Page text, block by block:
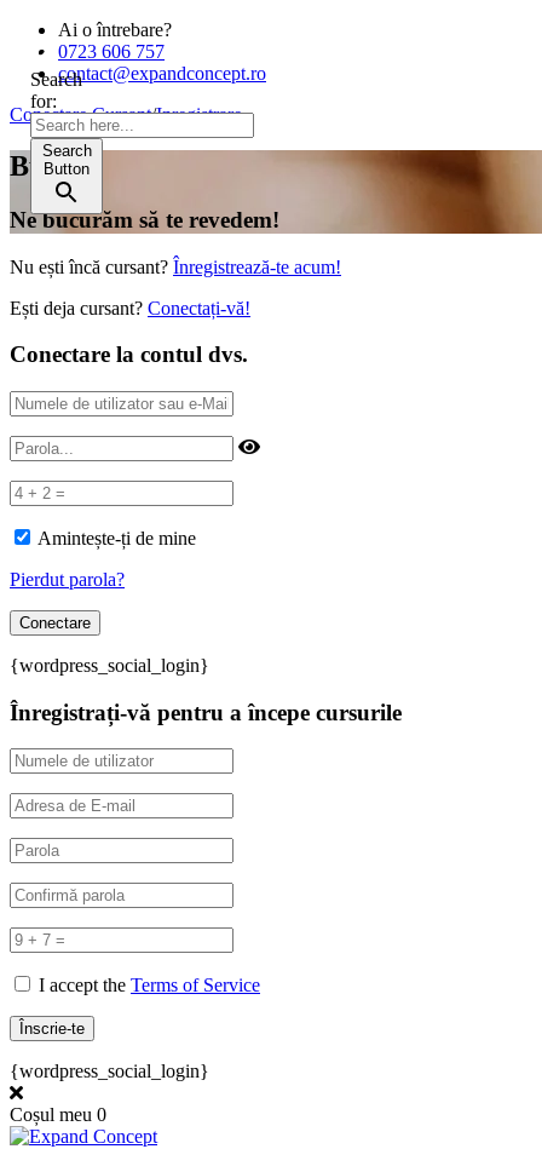
Search
for:
Search
Button
Ai o întrebare?
0723 606 757
contact@expandconcept.ro
Conectare Cursant/Inregistrare
Bună!
Ne bucurăm să te revedem!
Nu ești încă cursant? Înregistrează-te acum!
Ești deja cursant? Conectați-vă!
Conectare la contul dvs.
Amintește-ți de mine
Pierdut parola?
{wordpress_social_login}
Înregistrați-vă pentru a începe cursurile
I accept the Terms of Service
{wordpress_social_login}
Coșul meu 0